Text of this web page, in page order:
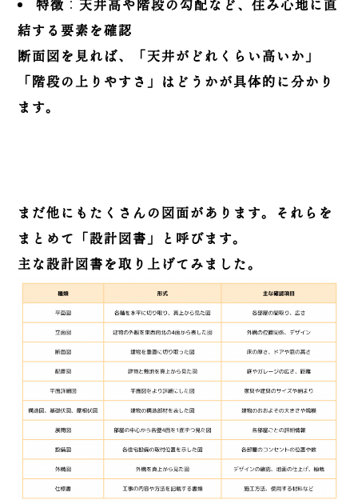
特徴 ：天井高や階段の勾配など、住み心地に直
結する要素を確認
断面図を見れば、「天井がどれくらい高いか」
「階段の上りやすさ」はどうかが具体的に分かり
ます。
まだ他にもたくさんの図面があります。それらを
まとめて「設計図書」と呼びます。
主な設計図書を取り上げてみました。